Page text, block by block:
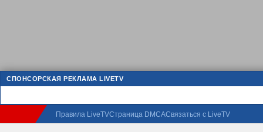
СПОНСОРСКАЯ РЕКЛАМА LIVETV
Правила LiveTVСтраница DMCAСвязаться с LiveTV